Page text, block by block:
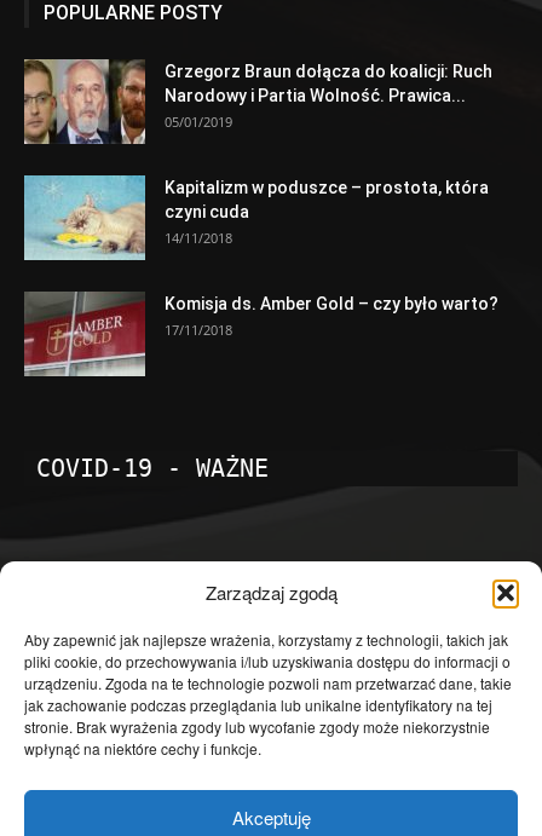
Zarządzaj zgodą
Aby zapewnić jak najlepsze wrażenia, korzystamy z technologii, takich jak
pliki cookie, do przechowywania i/lub uzyskiwania dostępu do informacji o
urządzeniu. Zgoda na te technologie pozwoli nam przetwarzać dane, takie
jak zachowanie podczas przeglądania lub unikalne identyfikatory na tej
stronie. Brak wyrażenia zgody lub wycofanie zgody może niekorzystnie
wpłynąć na niektóre cechy i funkcje.
Akceptuję
POPULARNE POSTY
Grzegorz Braun dołącza do koalicji: Ruch
Narodowy i Partia Wolność. Prawica...
05/01/2019
Kapitalizm w poduszce – prostota, która
czyni cuda
14/11/2018
Komisja ds. Amber Gold – czy było warto?
17/11/2018
COVID-19 - WAŻNE
Temat dnia
4601
Publicystyka
4363
Polityka
3639
Polska
Społeczeństwo
2823